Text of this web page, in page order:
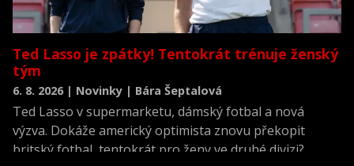
Ted Lasso je zpátky! Tentokrát trénuje ženský
tým
6. 8. 2026 | Novinky | Bára Šeptalová
Ted Lasso v supermarketu, dámský fotbal a nová
výzva. Dokáže americký optimista znovu překopit
britský fotbal, tentokrát pro ženy ve druhé divizi?